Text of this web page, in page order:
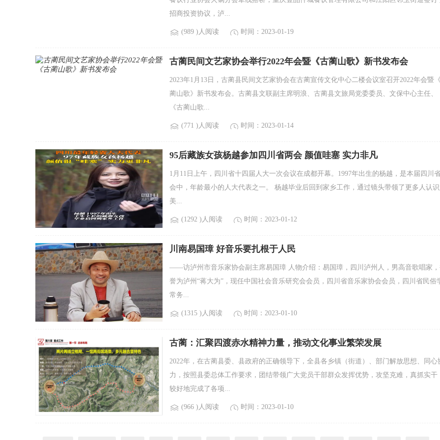
招商投资协议，泸...
(989 )人阅读 时间：2023-01-19
古蔺民间文艺家协会举行2022年会暨《古蔺山歌》新书发布会
2023年1月13日，古蔺县民间文艺家协会在古蔺宣传文化中心二楼会议室召开2022年会暨
蔺山歌》新书发布会。古蔺县文联副主席明浪、古蔺县文旅局党委委员、文保中心主任、
《古蔺山歌...
(771 )人阅读 时间：2023-01-14
95后藏族女孩杨越参加四川省两会 颜值哇塞 实力非凡
1月11日上午，四川省十四届人大一次会议在成都开幕。1997年出生的杨越，是本届四川
会中，年龄最小的人大代表之一。 杨越毕业后回到家乡工作，通过镜头带领了更多人认
美...
(1292 )人阅读 时间：2023-01-12
川南易国璋 好音乐要扎根于人民
——访泸州市音乐家协会副主席易国璋 人物介绍：易国璋，四川泸州人，男高音歌唱家
誉为泸州“蒋大为”，现任中国社会音乐研究会会员，四川省音乐家协会会员，四川省民俗
常务...
(1315 )人阅读 时间：2023-01-10
古蔺：汇聚四渡赤水精神力量，推动文化事业繁荣发展
2022年，在古蔺县委、县政府的正确领导下，全县各乡镇（街道）、部门解放思想、同心
力，按照县委总体工作要求，团结带领广大党员干部群众发挥优势，攻坚克难，真抓实干
较好地完成了各项...
(966 )人阅读 时间：2023-01-10